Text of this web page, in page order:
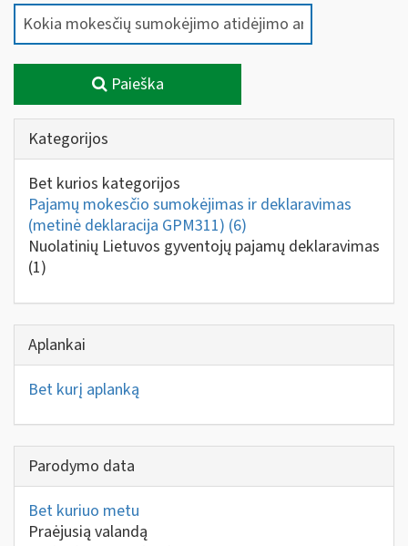
Paieška
Kategorijos
Bet kurios kategorijos
Pajamų mokesčio sumokėjimas ir deklaravimas
(metinė deklaracija GPM311) (6)
Nuolatinių Lietuvos gyventojų pajamų deklaravimas
(1)
Aplankai
Bet kurį aplanką
Parodymo data
Bet kuriuo metu
Praėjusią valandą